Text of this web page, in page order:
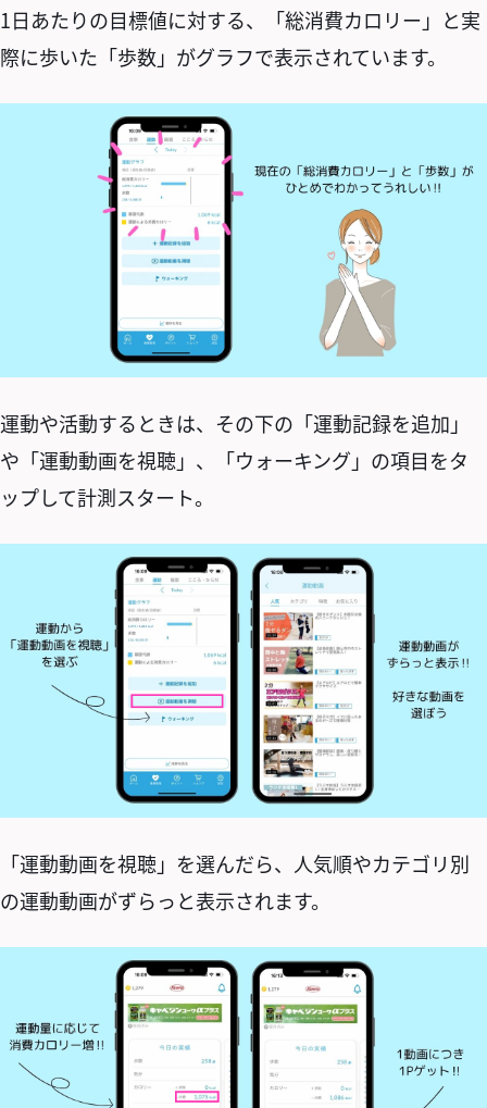
1日あたりの目標値に対する、「総消費カロリー」と実
際に歩いた「歩数」がグラフで表示されています。
運動や活動するときは、その下の「運動記録を追加」
や「運動動画を視聴」、「ウォーキング」の項目をタ
ップして計測スタート。
「運動動画を視聴」を選んだら、人気順やカテゴリ別
の運動動画がずらっと表示されます。